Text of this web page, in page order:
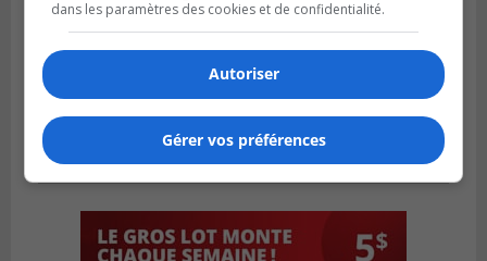
dans les paramètres des cookies et de confidentialité.
Autoriser
Gérer vos préférences